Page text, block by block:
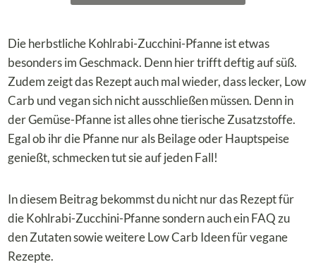
Die herbstliche Kohlrabi-Zucchini-Pfanne ist etwas
besonders im Geschmack. Denn hier trifft deftig auf süß.
Zudem zeigt das Rezept auch mal wieder, dass lecker, Low
Carb und vegan sich nicht ausschließen müssen. Denn in
der Gemüse-Pfanne ist alles ohne tierische Zusatzstoffe.
Egal ob ihr die Pfanne nur als Beilage oder Hauptspeise
genießt, schmecken tut sie auf jeden Fall!
In diesem Beitrag bekommst du nicht nur das Rezept für
die Kohlrabi-Zucchini-Pfanne sondern auch ein FAQ zu
den Zutaten sowie weitere Low Carb Ideen für vegane
Rezepte.